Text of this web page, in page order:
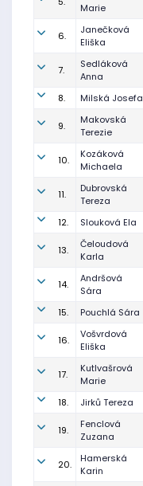
Marie
6.
Janečková
Eliška
7.
Sedláková
Anna
8. Milská Josefa
9.
Makovská
Terezie
10.
Kozáková
Michaela
11.
Dubrovská
Tereza
12. Slouková Ela
13.
Čeloudová
Karla
14.
Andršová
Sára
15. Pouchlá Sára
16.
Vošvrdová
Eliška
17.
Kutlvašrová
Marie
18. Jirků Tereza
19.
Fenclová
Zuzana
20.
Hamerská
Karin